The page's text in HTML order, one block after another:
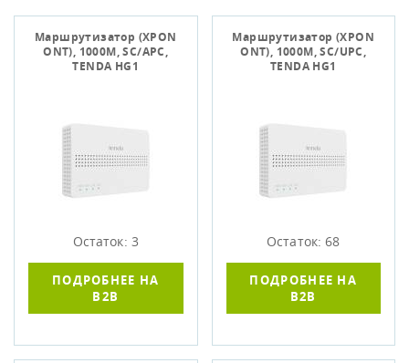
Маршрутизатор (XPON
ONT), 1000M, SC/APC,
TENDA HG1
Остаток: 3
ПОДРОБНЕЕ НА
B2B
Маршрутизатор (XPON
ONT), 1000M, SC/UPC,
TENDA HG1
Остаток: 68
ПОДРОБНЕЕ НА
B2B